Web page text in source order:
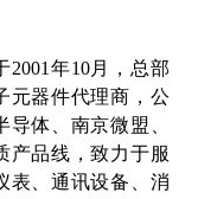
年10月，总部
元器件代理商，公
体、南京微盟、
产品线，致力于服
表、通讯设备、消